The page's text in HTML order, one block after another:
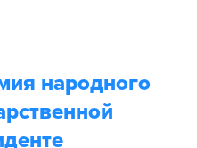
народного